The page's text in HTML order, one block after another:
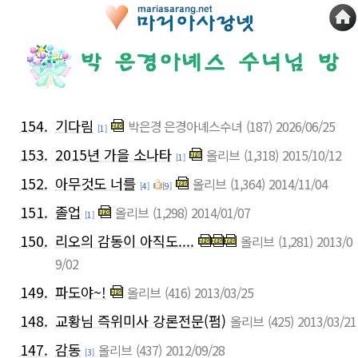
154. 기다림 [1] 박은경 은경아녜스수녀 (187) 2026/06/25
153. 2015년 가을 소나타 [1] 올리브 (1,318) 2015/10/12
152. 아무것도 너를 [4] [9] 올리브 (1,364) 2014/11/04
151. 졸업 [1] 올리브 (1,298) 2014/01/07
150. 리오의 감동이 아직도.... 올리브 (1,281) 2013/0
9/02
149. 파도야~! 올리브 (416) 2013/03/25
148. 교황님 즉위미사 강론전문(펌) 올리브 (425) 2013/03/21
147. 감동 [3] 올리브 (437) 2012/09/28